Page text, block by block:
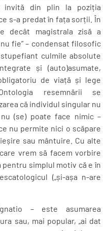
din plin la poziția
s-a predat în fața sorții. În
decât magistrala zisă a
fie” – condensat filosofic
culmile absolute
și (auto)asumate,
de viață și lege
resemnării se
că individul singular nu
(se) poate face nimic –
nu permite nici o scăpare
sau mântuire. Cu alte
vrem să facem vorbire
simplul motiv că e în
(„și-așa n-are
– este asumarea
sau, mai popular, „ai dat